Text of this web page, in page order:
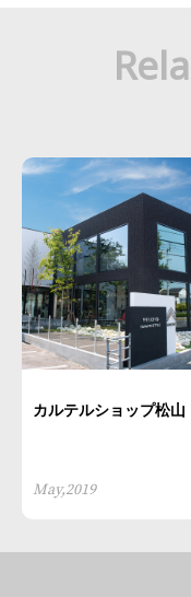
カルテルショップ松山
May,2019